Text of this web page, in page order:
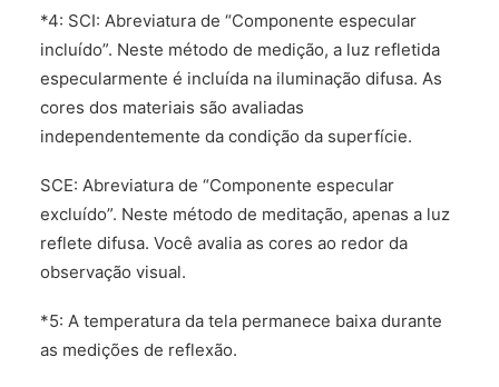
*4: SCI: Abreviatura de “Componente especular
incluído”. Neste método de medição, a luz refletida
especularmente é incluída na iluminação difusa. As
cores dos materiais são avaliadas
independentemente da condição da superfície.
SCE: Abreviatura de “Componente especular
excluído”. Neste método de meditação, apenas a luz
reflete difusa. Você avalia as cores ao redor da
observação visual.
*5: A temperatura da tela permanece baixa durante
as medições de reflexão.